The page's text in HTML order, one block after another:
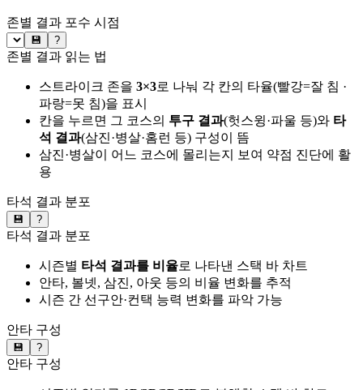
존별 결과 포수 시점
💾 ?
존별 결과 읽는 법
스트라이크 존을 3×3로 나눠 각 칸의 타율(빨강=잘 침 ·
파랑=못 침)을 표시
칸을 누르면 그 코스의 투구 결과(헛스윙·파울 등)와 타
석 결과(삼진·병살·홈런 등) 구성이 뜸
삼진·병살이 어느 코스에 몰리는지 보여 약점 진단에 활
용
타석 결과 분포
💾 ?
타석 결과 분포
시즌별 타석 결과를 비율로 나타낸 스택 바 차트
안타, 볼넷, 삼진, 아웃 등의 비율 변화를 추적
시즌 간 선구안·컨택 능력 변화를 파악 가능
안타 구성
💾 ?
안타 구성